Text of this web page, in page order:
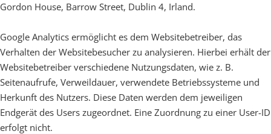
Gordon House, Barrow Street, Dublin 4, Irland.
Google Analytics ermöglicht es dem Websitebetreiber, das
Verhalten der Websitebesucher zu analysieren. Hierbei erhält der
Websitebetreiber verschiedene Nutzungsdaten, wie z. B.
Seitenaufrufe, Verweildauer, verwendete Betriebssysteme und
Herkunft des Nutzers. Diese Daten werden dem jeweiligen
Endgerät des Users zugeordnet. Eine Zuordnung zu einer User-ID
erfolgt nicht.